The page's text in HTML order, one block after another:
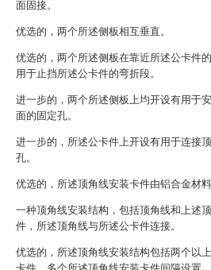
面固接。
优选的，两个所述侧板相互垂直。
优选的，两个所述侧板在靠近所述公卡件
用于止挡所述公卡件的弯折段。
进一步的，两个所述侧板上均开设有用于
面的固定孔。
进一步的，所述公卡件上开设有用于连接
孔。
优选的，所述顶角线安装卡件由铝合金材料
一种顶角线安装结构，包括顶角线和上述
件，所述顶角线与所述公卡件连接。
优选的，所述顶角线安装结构包括两个以